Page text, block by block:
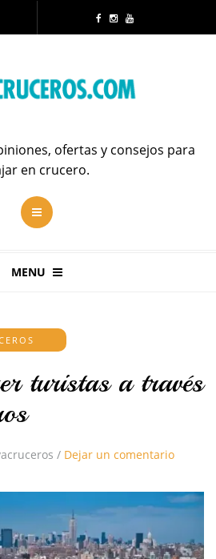
ofertas y consejos para
en crucero.
MENU
turistas a través
/ Dejar un comentario